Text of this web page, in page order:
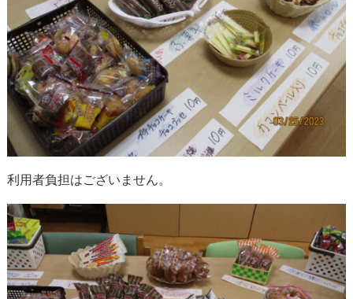
利用者負担はございません。